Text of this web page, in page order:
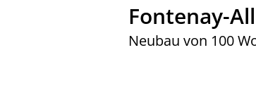
Fontenay-
Neubau von 100